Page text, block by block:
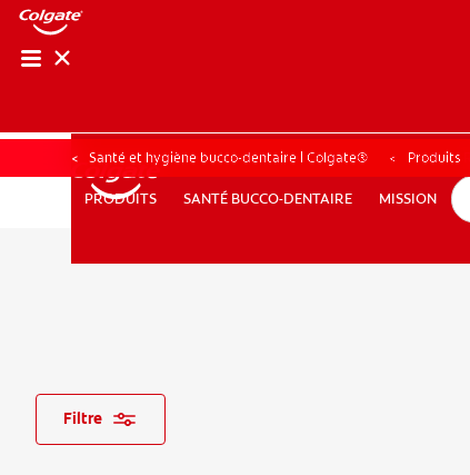
PRODUITS SANTÉ BUCCO-DENTAIRE MISSION
PRODUITS SANTÉ BUCCO-DENTAIRE MISSION
Santé et hygiène bucco-dentaire | Colgate® Produits
Filtre